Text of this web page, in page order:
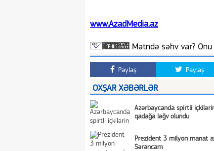
www.AzadMedia.az
Mətndə səhv var?
Paylaş Paylaş
OXŞAR XƏBƏRLƏR
Azərbaycanda spirtli
qadağa ləğv olundu
Prezident 3 milyon manat
Sərəncam